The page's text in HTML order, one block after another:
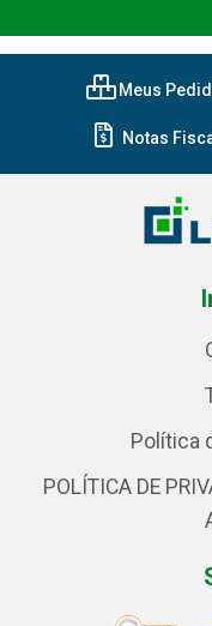
Meus
Notas
Política
POLÍTICA DE